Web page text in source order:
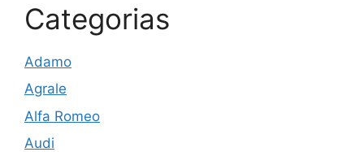
Categorias
Adamo
Agrale
Alfa Romeo
Audi